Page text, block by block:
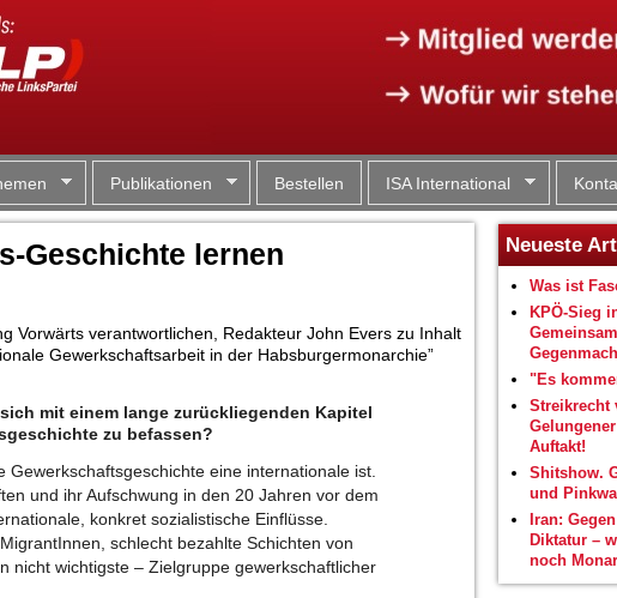
Publikationen Bestellen ISA International
Geschichte lernen
Vorwärts verantwortlichen, Redakteur John Evers zu Inhalt
Gewerkschaftsarbeit in der Habsburgermonarchie”
mit einem lange zurückliegenden Kapitel
zu befassen?
Gewerkschaftsgeschichte eine internationale ist.
und ihr Aufschwung in den 20 Jahren vor dem
konkret sozialistische Einflüsse.
schlecht bezahlte Schichten von
nicht wichtigste – Zielgruppe gewerkschaftlicher
Neueste
Was ist
KPÖ-Sieg
"Es
Streikrecht
Auftakt!
Shitshow.
und
Iran:
Diktatur –
noch